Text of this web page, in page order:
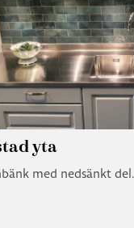
yta
med nedsänkt del.